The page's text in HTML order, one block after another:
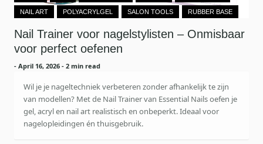
NAIL ART POLYACRYLGEL SALON TOOLS RUBBER BASE
Nail Trainer voor nagelstylisten – Onmisbaar
voor perfect oefenen
- April 16, 2026 - 2 min read
Wil je je nageltechniek verbeteren zonder afhankelijk te zijn
van modellen? Met de Nail Trainer van Essential Nails oefen je
gel, acryl en nail art realistisch en onbeperkt. Ideaal voor
nagelopleidingen én thuisgebruik.